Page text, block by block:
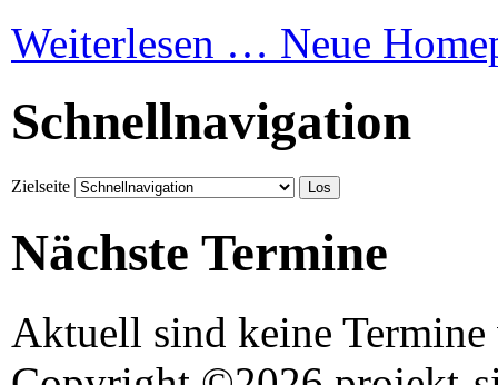
Weiterlesen … Neue
Schnellnavigation
Zielseite
Nächste Termine
Aktuell sind keine Termine